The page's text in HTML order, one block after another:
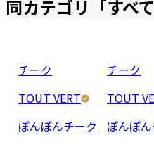
同カテゴリ「すべて
チーク
TOUT VERT
ぽんぽんチーク
チーク
TOUT
ぽんぽ